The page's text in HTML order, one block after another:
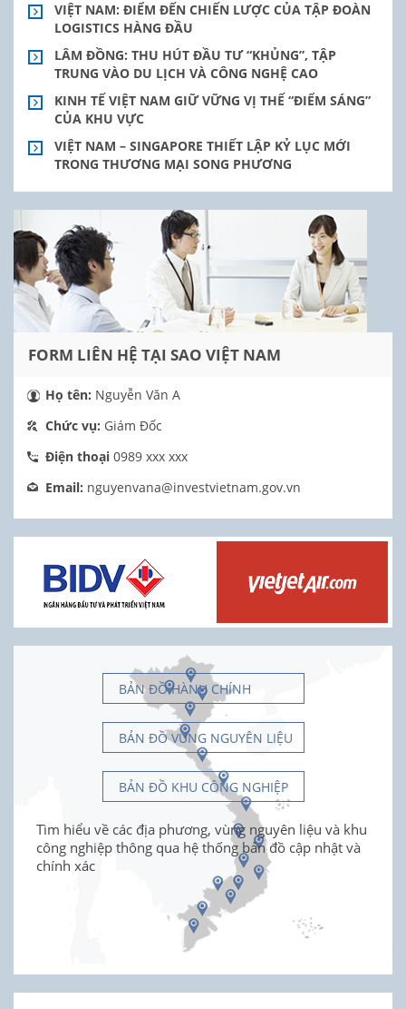
VIỆT NAM: ĐIỂM ĐẾN CHIẾN LƯỢC CỦA TẬP ĐOÀN
LOGISTICS HÀNG ĐẦU
LÂM ĐỒNG: THU HÚT ĐẦU TƯ “KHỦNG”, TẬP
TRUNG VÀO DU LỊCH VÀ CÔNG NGHỆ CAO
KINH TẾ VIỆT NAM GIỮ VỮNG VỊ THẾ “ĐIỂM SÁNG”
CỦA KHU VỰC
VIỆT NAM – SINGAPORE THIẾT LẬP KỶ LỤC MỚI
TRONG THƯƠNG MẠI SONG PHƯƠNG
FORM LIÊN HỆ TẠI SAO VIỆT NAM
Họ tên: Nguyễn Văn A
Chức vụ: Giám Đốc
Điện thoại 0989 xxx xxx
Email: nguyenvana@investvietnam.gov.vn
BẢN ĐỒ HÀNH CHÍNH
BẢN ĐỒ VÙNG NGUYÊN LIỆU
BẢN ĐỒ KHU CÔNG NGHIỆP
Tìm hiểu về các địa phương, vùng nguyên liệu và khu
công nghiệp thông qua hệ thống bản đồ cập nhật và
chính xác